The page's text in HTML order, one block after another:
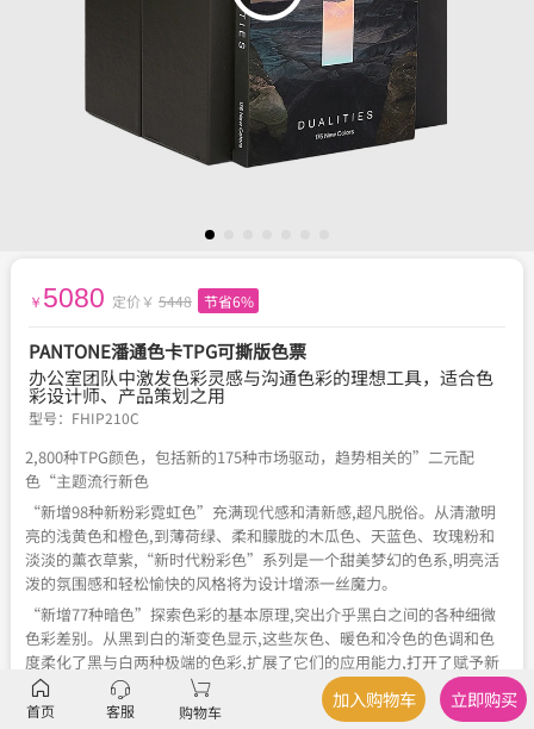
￥ 5080 定价￥ 5448 节省6%
PANTONE潘通色卡TPG可撕版色票
办公室团队中激发色彩灵感与沟通色彩的理想工具，适合色
彩设计师、产品策划之用
型号： FHIP210C
2,800种TPG颜色，包括新的175种市场驱动，趋势相关的”二元配
色“主题流行新色
“新增98种新粉彩霓虹色”充满现代感和清新感,超凡脱俗。从清澈明
亮的浅黄色和橙色,到薄荷绿、柔和朦胧的木瓜色、天蓝色、玫瑰粉和
淡淡的薰衣草紫,“新时代粉彩色”系列是一个甜美梦幻的色系,明亮活
泼的氛围感和轻松愉快的风格将为设计增添一丝魔力。
“新增77种暗色”探索色彩的基本原理,突出介乎黑白之间的各种细微
色彩差别。从黑到白的渐变色显示,这些灰色、暖色和冷色的色调和色
度柔化了黑与白两种极端的色彩,扩展了它们的应用能力,打开了赋予新
意义的趣味性和创造性的大门。
首页 客服 购物车
加入购物车 立即购买